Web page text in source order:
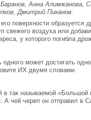
Анна Алимжанова,
Дмитрий Пиканов.
поверхности образуется
свежего воздуха или
у которого погибла
может достигать
ИХ двумя словами.
так называемой «Большой
чей череп он отправил в